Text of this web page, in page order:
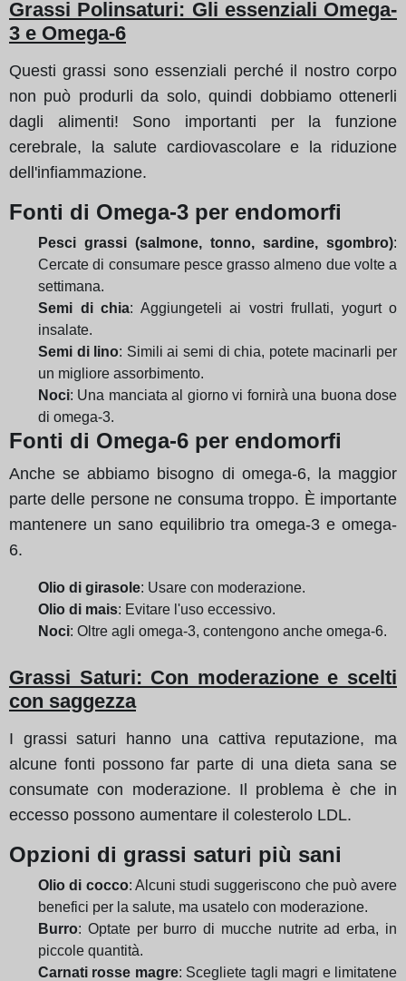
Grassi Polinsaturi: Gli essenziali Omega-
3 e Omega-6
Questi grassi sono essenziali perché il nostro corpo
non può produrli da solo, quindi dobbiamo ottenerli
dagli alimenti! Sono importanti per la funzione
cerebrale, la salute cardiovascolare e la riduzione
dell'infiammazione.
Fonti di Omega-3 per endomorfi
Pesci grassi (salmone, tonno, sardine, sgombro):
Cercate di consumare pesce grasso almeno due volte a
settimana.
Semi di chia: Aggiungeteli ai vostri frullati, yogurt o
insalate.
Semi di lino: Simili ai semi di chia, potete macinarli per
un migliore assorbimento.
Noci: Una manciata al giorno vi fornirà una buona dose
di omega-3.
Fonti di Omega-6 per endomorfi
Anche se abbiamo bisogno di omega-6, la maggior
parte delle persone ne consuma troppo. È importante
mantenere un sano equilibrio tra omega-3 e omega-
6.
Olio di girasole: Usare con moderazione.
Olio di mais: Evitare l'uso eccessivo.
Noci: Oltre agli omega-3, contengono anche omega-6.
Grassi Saturi: Con moderazione e scelti
con saggezza
I grassi saturi hanno una cattiva reputazione, ma
alcune fonti possono far parte di una dieta sana se
consumate con moderazione. Il problema è che in
eccesso possono aumentare il colesterolo LDL.
Opzioni di grassi saturi più sani
Olio di cocco: Alcuni studi suggeriscono che può avere
benefici per la salute, ma usatelo con moderazione.
Burro: Optate per burro di mucche nutrite ad erba, in
piccole quantità.
Carnati rosse magre: Scegliete tagli magri e limitatene